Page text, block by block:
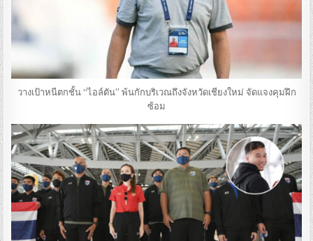
วางเป้าหนีตกชั้น “ไอล์ตัน” พ้นกักบริเวณถึงจังหวัดเชียงใหม่ จัดแจงคุมฝึก
ซ้อม